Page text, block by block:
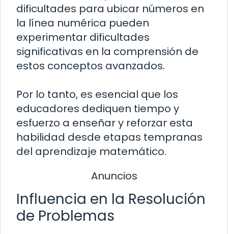
dificultades para ubicar números en
la línea numérica pueden
experimentar dificultades
significativas en la comprensión de
estos conceptos avanzados.
Por lo tanto, es esencial que los
educadores dediquen tiempo y
esfuerzo a enseñar y reforzar esta
habilidad desde etapas tempranas
del aprendizaje matemático.
Anuncios
Influencia en la Resolución
de Problemas